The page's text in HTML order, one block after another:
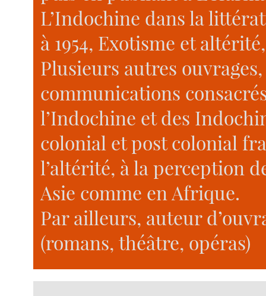
L’Indochine dans la
à 1954, Exotisme et
Plusieurs autres
communications
l’Indochine et des
colonial et post colonial
l’altérité, à la perception
Asie comme en Afrique.
Par ailleurs, auteur
(romans, théâtre, opéras)